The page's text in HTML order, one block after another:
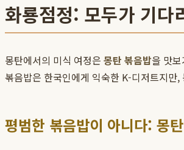
화룡점정: 모두가 기다
몽탄에서의 미식 여정은 몽탄 볶음밥을 맛
볶음밥은 한국인에게 익숙한 K-디저트지만
평범한 볶음밥이 아니다: 몽